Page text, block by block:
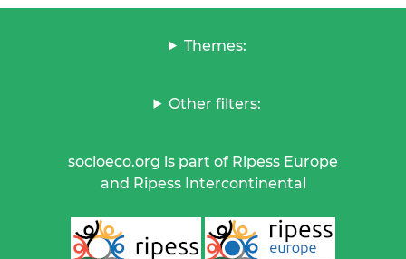
Themes:
Other filters:
socioeco.org is part of Ripess Europe
and Ripess Intercontinental